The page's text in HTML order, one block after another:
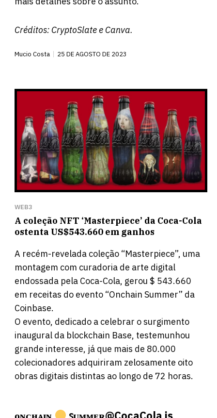
Créditos: CryptoSlatee Canva.
Mucio Costa 25 DE AGOSTO DE 2023
WEB3
A coleção NFT ‘Masterpiece’ da Coca-Cola
ostenta US$543.660 em ganhos
A recém-revelada coleção “Masterpiece”, uma
montagem com curadoria de arte digital
endossada pela Coca-Cola, gerou $ 543.660
em receitas do evento “Onchain Summer” da
Coinbase.
O evento, dedicado a celebrar o surgimento
inaugural da blockchain Base, testemunhou
grande interesse, já que mais de 80.000
colecionadores adquiriram zelosamente oito
obras digitais distintas ao longo de 72 horas.